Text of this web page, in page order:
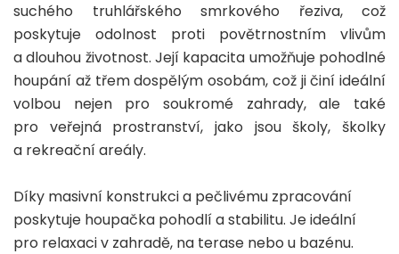
suchého truhlářského smrkového řeziva, což
poskytuje odolnost proti povětrnostním vlivům
a dlouhou životnost. Její kapacita umožňuje pohodlné
houpání až třem dospělým osobám, což ji činí ideální
volbou nejen pro soukromé zahrady, ale také
pro veřejná prostranství, jako jsou školy, školky
a rekreační areály.
Díky masivní konstrukci a pečlivému zpracování
poskytuje houpačka pohodlí a stabilitu. Je ideální
pro relaxaci v zahradě, na terase nebo u bazénu.